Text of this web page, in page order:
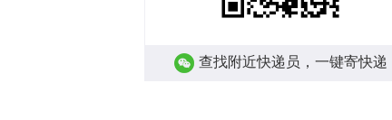
查找附近快递员，一键寄快递